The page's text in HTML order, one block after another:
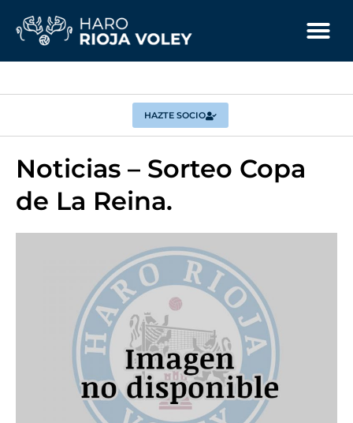
HAZTE SOCIO
Noticias – Sorteo Copa
de La Reina.